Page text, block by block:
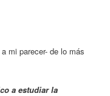
mi parecer- de lo más
a estudiar la